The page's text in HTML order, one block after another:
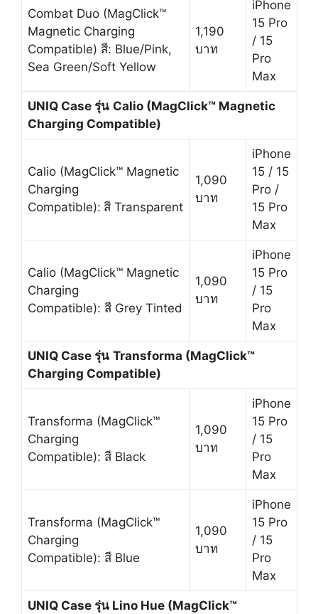
Combat Duo (MagClick™
Magnetic Charging
Compatible) สี: Blue/Pink,
Sea Green/Soft Yellow
1,190
บาท
iPhone
15 Pro
/ 15
Pro
Max
UNIQ Case รุ่น Calio (MagClick™ Magnetic
Charging Compatible)
Calio (MagClick™ Magnetic
Charging
Compatible): สี Transparent
1,090
บาท
iPhone
15 / 15
Pro /
15 Pro
Max
Calio (MagClick™ Magnetic
Charging
Compatible): สี Grey Tinted
1,090
บาท
iPhone
15 Pro
/ 15
Pro
Max
UNIQ Case รุ่น Transforma (MagClick™
Charging Compatible)
Transforma (MagClick™
Charging
Compatible): สี Black
1,090
บาท
iPhone
15 Pro
/ 15
Pro
Max
Transforma (MagClick™
Charging
Compatible): สี Blue
1,090
บาท
iPhone
15 Pro
/ 15
Pro
Max
UNIQ Case รุ่น Lino Hue (MagClick™